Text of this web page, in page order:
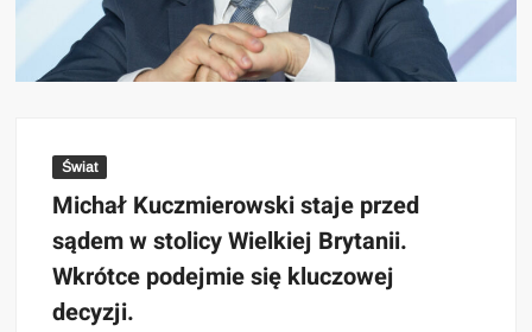
Świat
Michał Kuczmierowski staje przed
sądem w stolicy Wielkiej Brytanii.
Wkrótce podejmie się kluczowej
decyzji.